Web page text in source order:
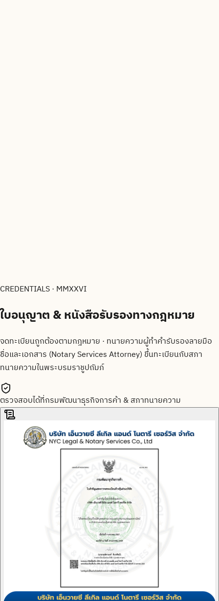
CREDENTIALS · MMXXVI
ใบอนุญาต & หนังสือรับรองทางกฎหมาย
จดทะเบียนถูกต้องตามกฎหมาย · ทนายความผู้ทำคำรับรองลายมือ
ชื่อและเอกสาร (Notary Services Attorney) ขึ้นทะเบียนกับสภา
ทนายความในพระบรมราชูปถัมภ์
ตรวจสอบได้ที่กรมพัฒนาธุรกิจการค้า & สภาทนายความ